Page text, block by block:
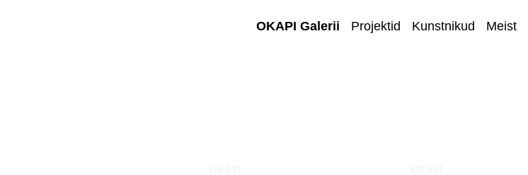
OKAPI Galerii Projektid Kunstnikud Meist